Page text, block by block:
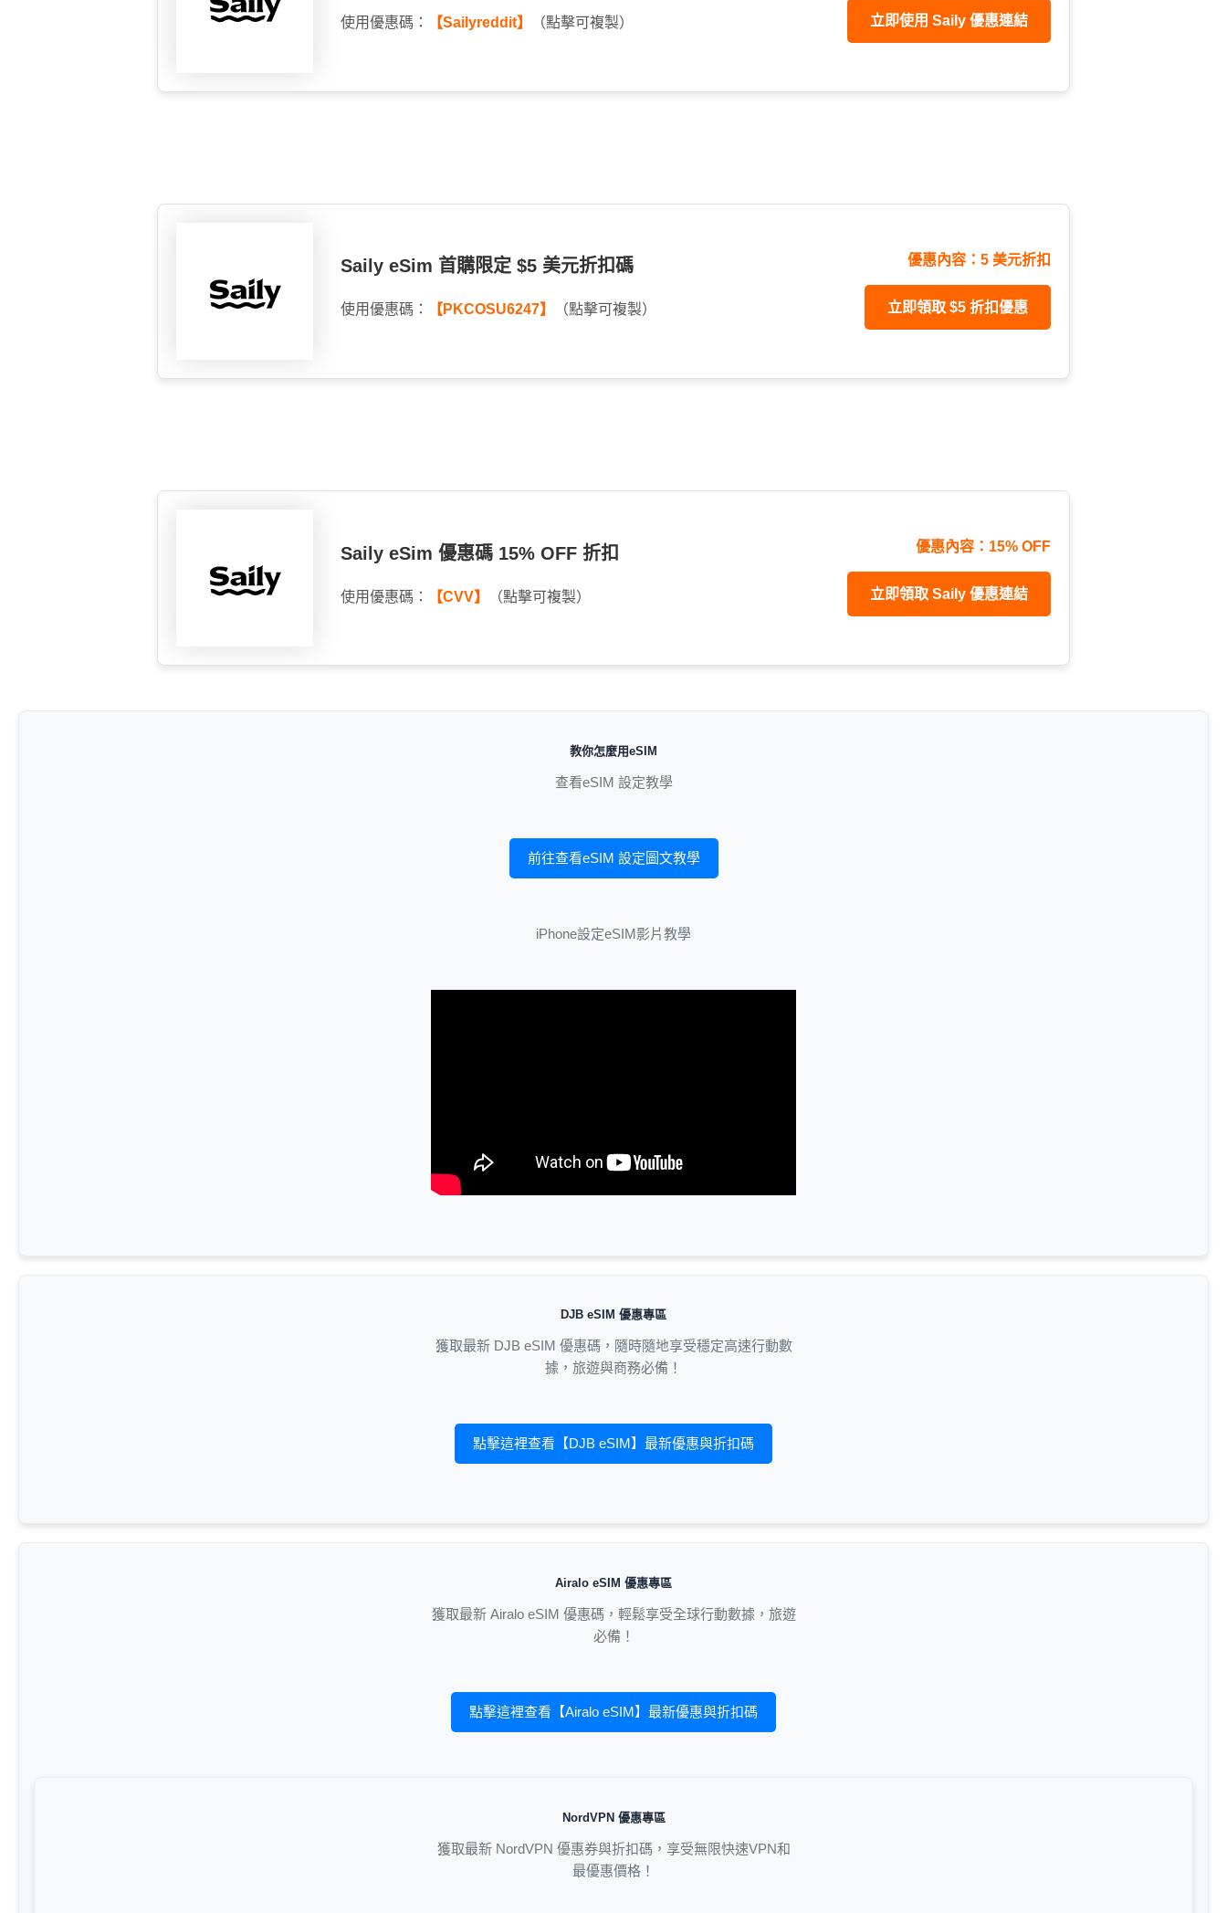
使用優惠碼： 【Sailyreddit】 （點擊可複製） 立即使用 Saily 優惠連結
Saily eSim 首購限定 $5 美元折扣碼
使用優惠碼： 【PKCOSU6247】 （點擊可複製）
優惠內容：5 美元折扣
立即領取 $5 折扣優惠
Saily eSim 優惠碼 15% OFF 折扣
使用優惠碼： 【CVV】 （點擊可複製）
優惠內容：15% OFF
立即領取 Saily 優惠連結
教你怎麼用eSIM
查看eSIM 設定教學
前往查看eSIM 設定圖文教學
iPhone設定eSIM影片教學
DJB eSIM 優惠專區
獲取最新 DJB eSIM 優惠碼，隨時隨地享受穩定高速行動數
據，旅遊與商務必備！
點擊這裡查看【DJB eSIM】最新優惠與折扣碼
Airalo eSIM 優惠專區
獲取最新 Airalo eSIM 優惠碼，輕鬆享受全球行動數據，旅遊
必備！
點擊這裡查看【Airalo eSIM】最新優惠與折扣碼
NordVPN 優惠專區
獲取最新 NordVPN 優惠券與折扣碼，享受無限快速VPN和
最優惠價格！